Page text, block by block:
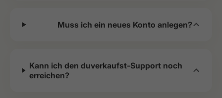
Muss ich ein neues Konto anlegen?
Kann ich den duverkaufst-Support noch
erreichen?